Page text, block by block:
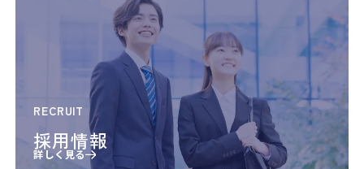
RECRUIT
採用情報
詳しく見る